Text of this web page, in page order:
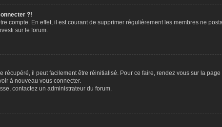
?!
compte. En effet, il est courant de supprimer régulièrement les membres ne
sur le forum.
récupéré, il peut facilement être réinitialisé. Pour ce faire, rendez vous sur la
à nouveau vous connecter.
contactez un administrateur du forum.